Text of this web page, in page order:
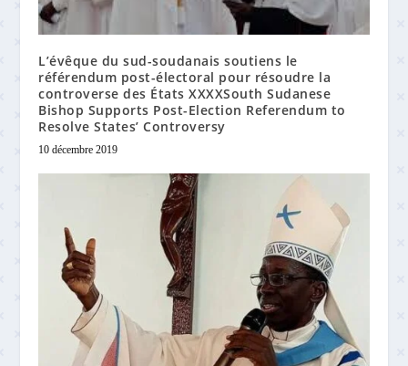
L’évêque du sud-soudanais soutiens le
référendum post-électoral pour résoudre la
controverse des États XXXXSouth Sudanese
Bishop Supports Post-Election Referendum to
Resolve States’ Controversy
10 décembre 2019